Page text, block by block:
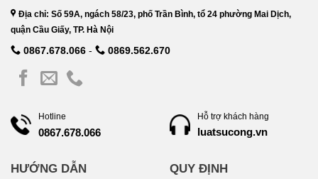
Địa chỉ: Số 59A, ngách 58/23, phố Trần Bình, tổ 24 phường Mai Dịch,
quận Cầu Giấy, TP. Hà Nội
0867.678.066 - 0869.562.670
Hotline
0867.678.066
HƯỚNG DẪN
Hỗ trợ khách hàng
luatsucong.vn
QUY ĐỊNH